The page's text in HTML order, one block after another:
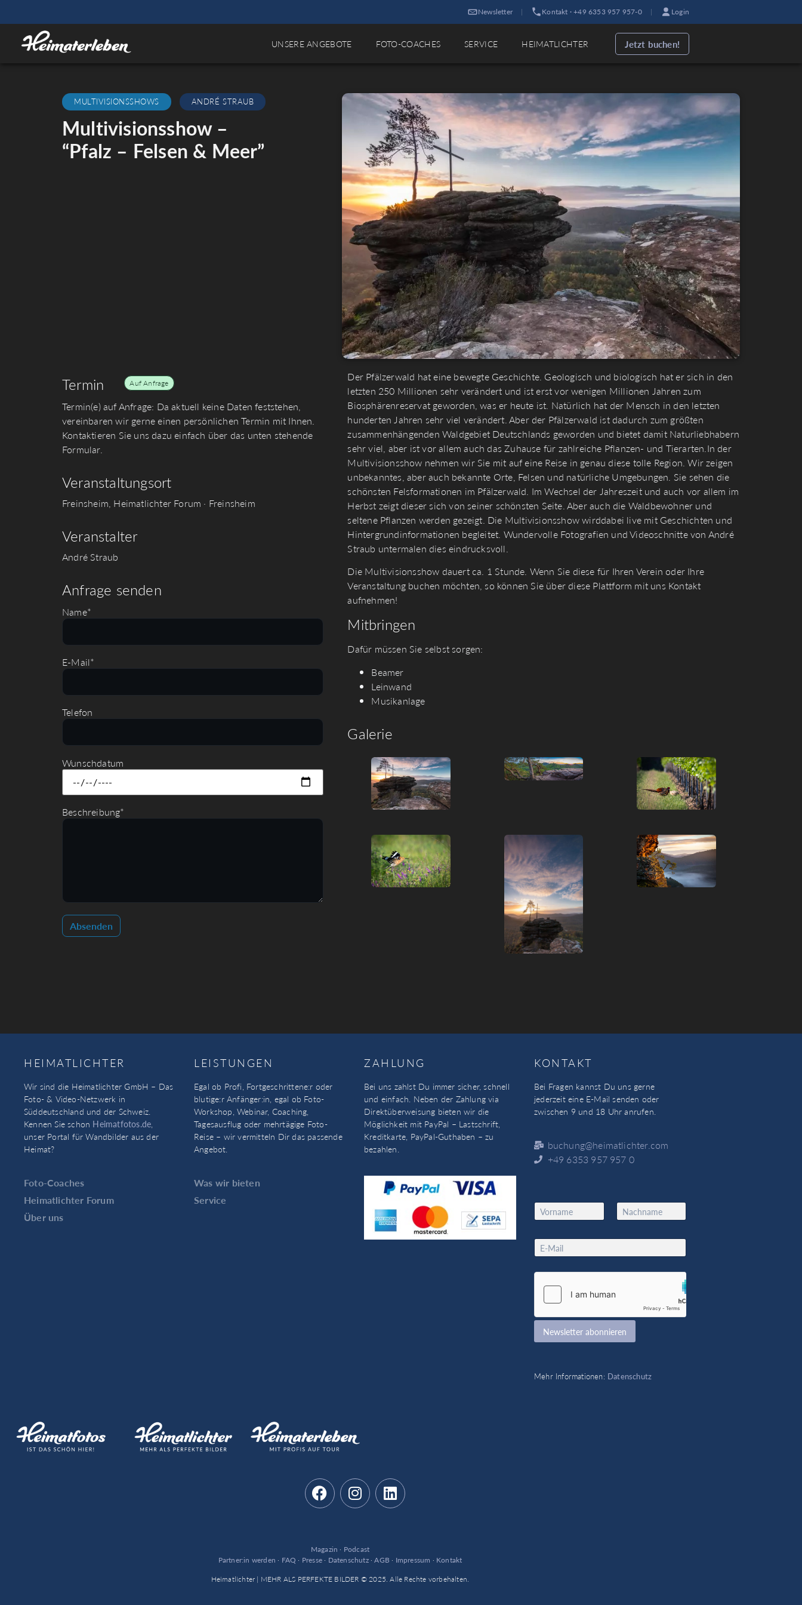
Newsletter | Kontakt · +49 6353 957 957-0 | Login
UNSERE ANGEBOTE FOTO-COACHES SERVICE HEIMATLICHTER Jetzt buchen!
MULTIVISIONSSHOWS ANDRÉ STRAUB
Multivisionsshow –
“Pfalz – Felsen & Meer”
Termin Auf Anfrage
Termin(e) auf Anfrage: Da aktuell keine Daten feststehen,
vereinbaren wir gerne einen persönlichen Termin mit Ihnen.
Kontaktieren Sie uns dazu einfach über das unten stehende
Formular.
Veranstaltungsort
Freinsheim, Heimatlichter Forum · Freinsheim
Veranstalter
André Straub
Anfrage senden
Name*
E-Mail*
Telefon
Wunschdatum
Beschreibung*
Absenden
Der Pfälzerwald hat eine bewegte Geschichte. Geologisch und biologisch hat er sich in den
letzten 250 Millionen sehr verändert und ist erst vor wenigen Millionen Jahren zum
Biosphärenreservat geworden, was er heute ist. Natürlich hat der Mensch in den letzten
hunderten Jahren sehr viel verändert. Aber der Pfälzerwald ist dadurch zum größten
zusammenhängenden Waldgebiet Deutschlands geworden und bietet damit Naturliebhabern
sehr viel, aber ist vor allem auch das Zuhause für zahlreiche Pflanzen- und Tierarten.In der
Multivisionsshow nehmen wir Sie mit auf eine Reise in genau diese tolle Region. Wir zeigen
unbekanntes, aber auch bekannte Orte, Felsen und natürliche Umgebungen. Sie sehen die
schönsten Felsformationen im Pfälzerwald. Im Wechsel der Jahreszeit und auch vor allem im
Herbst zeigt dieser sich von seiner schönsten Seite. Aber auch die Waldbewohner und
seltene Pflanzen werden gezeigt. Die Multivisionsshow wirddabei live mit Geschichten und
Hintergrundinformationen begleitet. Wundervolle Fotografien und Videoschnitte von André
Straub untermalen dies eindrucksvoll.
Die Multivisionsshow dauert ca. 1 Stunde. Wenn Sie diese für Ihren Verein oder Ihre
Veranstaltung buchen möchten, so können Sie über diese Plattform mit uns Kontakt
aufnehmen!
Mitbringen
Dafür müssen Sie selbst sorgen:
Beamer
Leinwand
Musikanlage
Galerie
HEIMATLICHTER
Wir sind die Heimatlichter GmbH – Das
Foto- & Video-Netzwerk in
Süddeutschland und der Schweiz.
Kennen Sie schon Heimatfotos.de
unser Portal für Wandbilder aus der
Heimat?
Foto-Coaches
Heimatlichter Forum
Über uns
LEISTUNGEN
Egal ob Profi, Fortgeschrittene:r oder
blutige:r Anfänger:in, egal ob Foto-
Workshop, Webinar, Coaching,
Tagesausflug oder mehrtägige Foto-
Reise – wir vermitteln Dir das passende
Angebot.
Was wir bieten
Service
ZAHLUNG
Bei uns zahlst Du immer sicher, schnell
und einfach. Neben der Zahlung via
Direktüberweisung bieten wir die
Möglichkeit mit PayPal – Lastschrift,
Kreditkarte, PayPal-Guthaben – zu
bezahlen.
KONTAKT
Bei Fragen kannst Du uns gerne
jederzeit eine E-Mail senden oder
zwischen 9 und 18 Uhr anrufen.
buchung@heimatlichter.com
+49 6353 957 957 0
N
a
e
*
N
m
e
e
*
E
m
i
Newsletter abonnieren
Mehr Informationen: Datenschutz
Magazin · Podcast
Partner:in werden · FAQ · Presse· Datenschutz·AGB · Impressum · Kontakt
Heimatlichter | MEHR ALS PERFEKTE BILDER © 2025. Alle Rechte vorbehalten.